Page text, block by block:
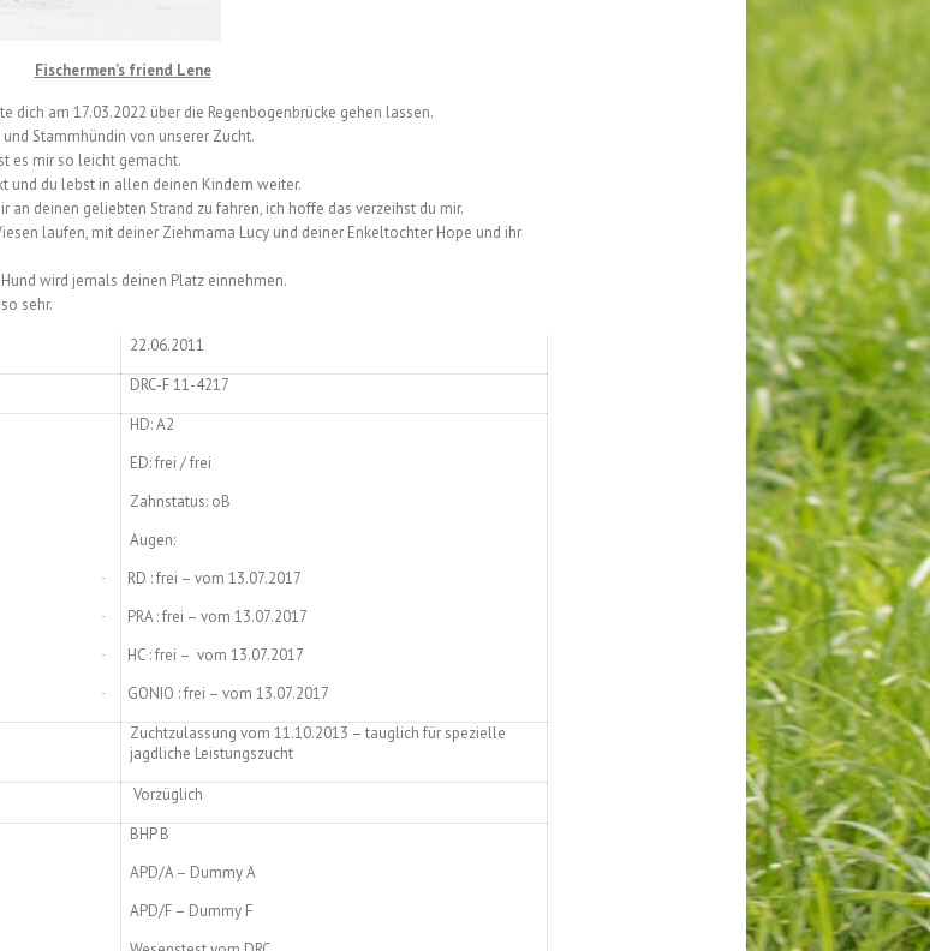
Fischermen’s friend Lene
dich am 17.03.2022 über die Regenbogenbrücke gehen lassen.
Stammhündin von unserer Zucht.
es mir so leicht gemacht.
und du lebst in allen deinen Kindern weiter.
an deinen geliebten Strand zu fahren, ich hoffe das verzeihst du mir.
laufen, mit deiner Ziehmama Lucy und deiner Enkeltochter Hope und ihr
wird jemals deinen Platz einnehmen.
sehr.
22.06.2011
DRC-F 11-4217
HD: A2
ED: frei / frei
Zahnstatus: oB
Augen:
· RD : frei – vom 13.07.2017
· PRA : frei – vom 13.07.2017
· HC : frei –vom 13.07.2017
·
GONIO : frei – vom 13.07.2017
Zuchtzulassung vom 11.10.2013 – tauglich für spezielle
jagdliche Leistungszucht
Vorzüglich
BHP B
APD/A – Dummy A
APD/F – Dummy F